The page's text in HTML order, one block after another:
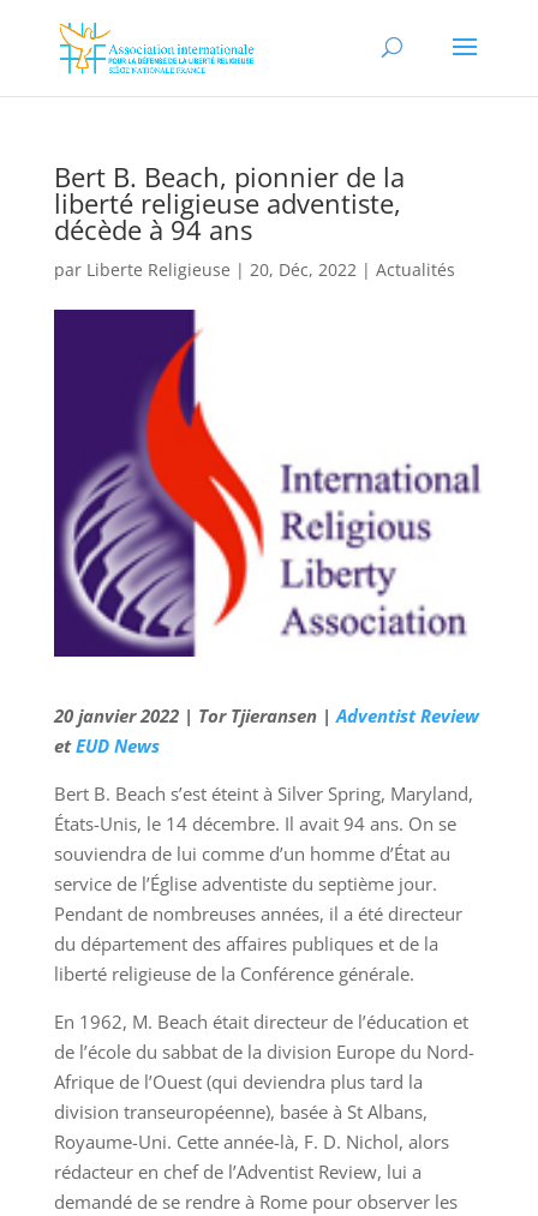
Bert B. Beach, pionnier de la
liberté religieuse adventiste,
décède à 94 ans
par Liberte Religieuse | 20, Déc, 2022| Actualités
20 janvier 2022 | Tor Tjieransen |Adventist Review
etEUD News
Bert B. Beach s’est éteint à Silver Spring, Maryland,
États-Unis, le 14 décembre. Il avait 94 ans. On se
souviendra de lui comme d’un homme d’État au
service de l’Église adventiste du septième jour.
Pendant de nombreuses années, il a été directeur
du département des affaires publiques et de la
liberté religieuse de la Conférence générale.
En 1962, M. Beach était directeur de l’éducation et
de l’école du sabbat de la division Europe du Nord-
Afrique de l’Ouest (qui deviendra plus tard la
division transeuropéenne), basée à St Albans,
Royaume-Uni. Cette année-là, F. D. Nichol, alors
rédacteur en chef de l’Adventist Review, lui a
demandé de se rendre à Rome pour observer les